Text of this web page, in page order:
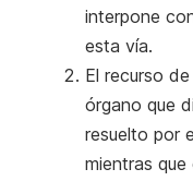
interpone
esta vía.
El recurso
órgano que
resuelto por
mientras